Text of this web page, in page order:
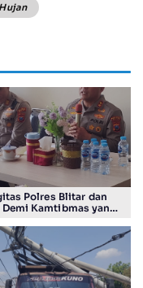
Polres Blitar dan
Demi Kamtibmas yang